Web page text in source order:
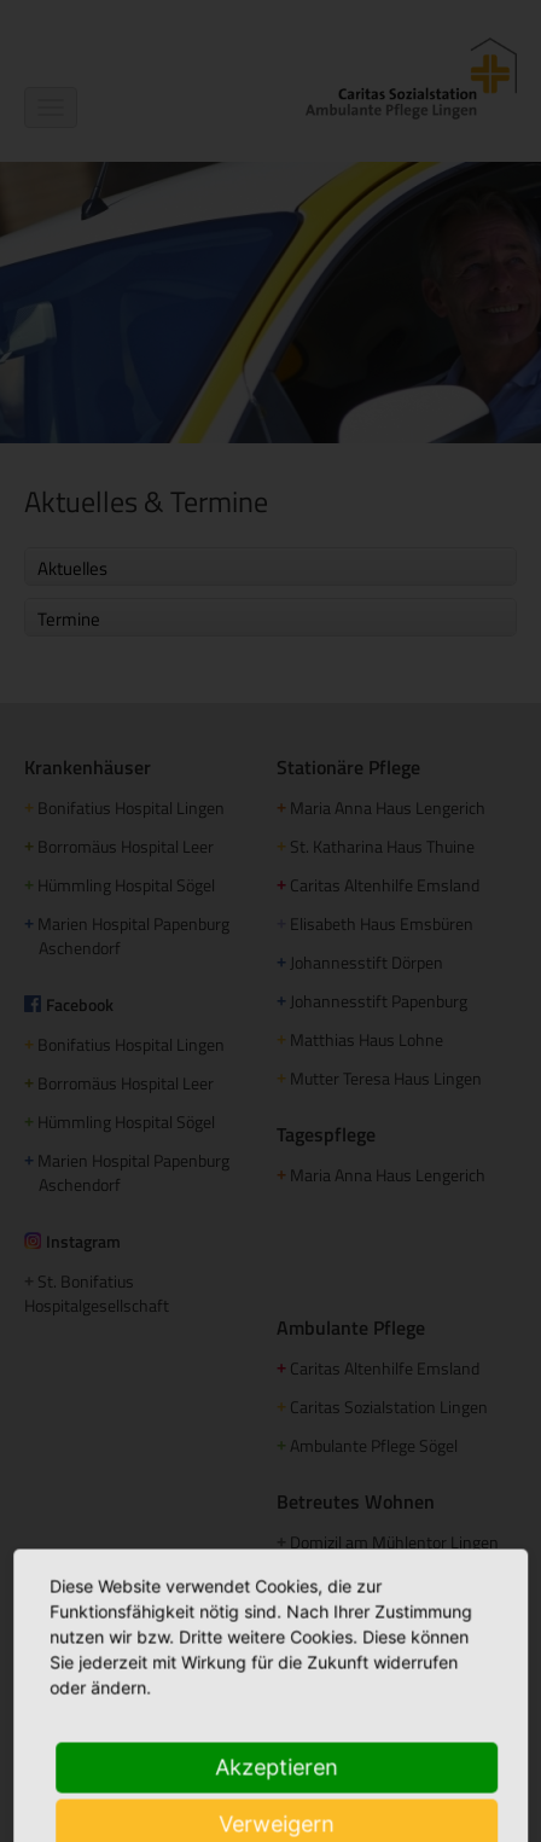
Aktuelles & Termine
Aktuelles
Termine
Krankenhäuser
+ Bonifatius Hospital Lingen
+ Borromäus Hospital Leer
+ Hümmling Hospital Sögel
+ Marien Hospital Papenburg
Aschendorf
Facebook
+ Bonifatius Hospital Lingen
+ Borromäus Hospital Leer
+ Hümmling Hospital Sögel
+ Marien Hospital Papenburg
Aschendorf
Instagram
St. Bonifatius
Hospitalgesellschaft
Stationäre Pflege
+ Maria Anna Haus Lengerich
+ St. Katharina Haus Thuine
+ Caritas Altenhilfe Emsland
Elisabeth Haus Emsbüren
+ Johannesstift Dörpen
+ Johannesstift Papenburg
+ Matthias Haus Lohne
+ Mutter Teresa Haus Lingen
Tagespflege
+ Maria Anna Haus Lengerich
Ambulante Pflege
+ Caritas Altenhilfe Emsland
+ Caritas Sozialstation Lingen
+ Ambulante Pflege Sögel
Betreutes Wohnen
Domizil am Mühlentor Lingen
+Elisabeth Haus Emsbüren
Palliative Betreuung
Palliativstützpunkt Nördliches
+Ambulanter Palliativdienst
(SAPV)
Aus- und Weiterbildung
Diese Website verwendet Cookies, die zur
Funktionsfähigkeit nötig sind. Nach Ihrer Zustimmung
nutzen wir bzw. Dritte weitere Cookies. Diese können
Sie jederzeit mit Wirkung für die Zukunft widerrufen
oder ändern.
Akzeptieren
Verweigern